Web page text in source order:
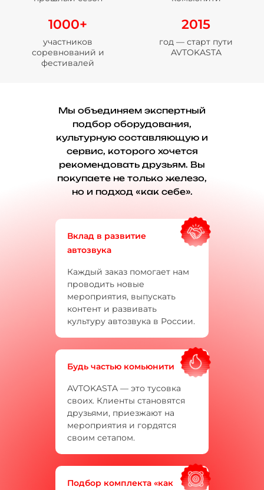
1000+
участников
соревнований и
фестивалей
2015
год — старт пути
AVTOKASTA
Мы объединяем экспертный
подбор оборудования,
культурную составляющую и
сервис, которого хочется
рекомендовать друзьям. Вы
покупаете не только железо,
но и подход «как себе».
Вклад в развитие
автозвука
Каждый заказ помогает нам
проводить новые
мероприятия, выпускать
контент и развивать
культуру автозвука в России.
Будь частью комьюнити
AVTOKASTA — это тусовка
своих. Клиенты становятся
друзьями, приезжают на
мероприятия и гордятся
своим сетапом.
Подбор комплекта «как